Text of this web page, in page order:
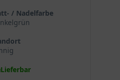
feuchten
/ Nadelfarbe
Lieferbar